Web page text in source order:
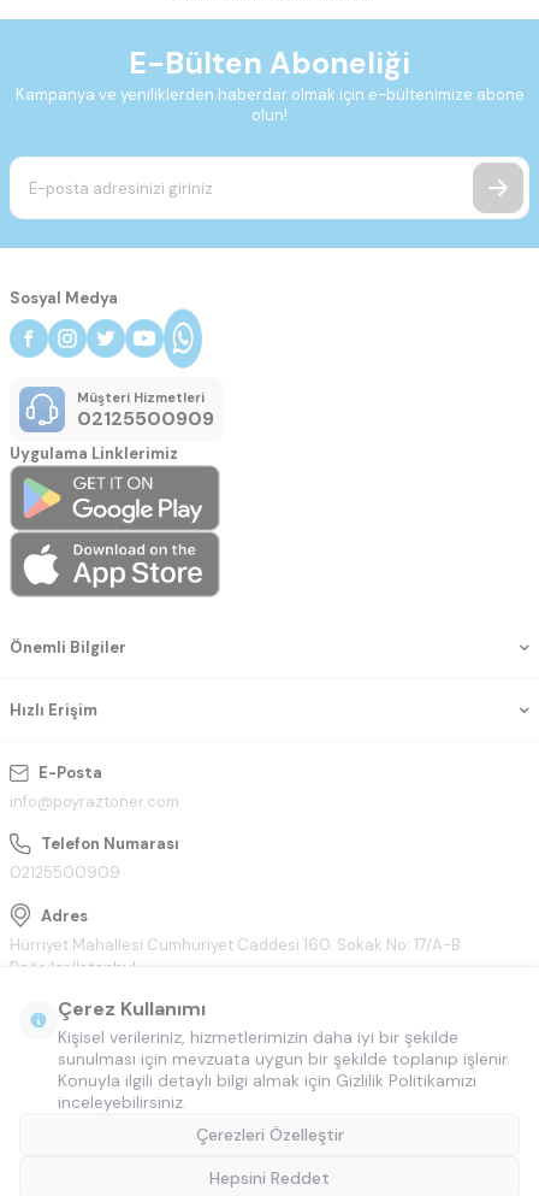
E-Bülten Aboneliği
Kampanya ve yeniliklerden haberdar olmak için e-bültenimize abone
olun!
E-Posta
info@poyraztoner.com
Telefon Numarası
02125500909
Adres
Hürriyet Mahallesi Cumhuriyet Caddesi 160. Sokak No: 17/A-B
Bağcılar/İstanbul
Önemli Bilgiler
Hızlı Erişim
Sosyal Medya
Müşteri Hizmetleri
02125500909
Uygulama Linklerimiz
Çerez Kullanımı
Kişisel verileriniz, hizmetlerimizin daha iyi bir şekilde
sunulması için mevzuata uygun bir şekilde toplanıp işlenir.
Konuyla ilgili detaylı bilgi almak için Gizlilik Politikamızı
inceleyebilirsiniz.
Çerezleri Özelleştir
Hepsini Reddet